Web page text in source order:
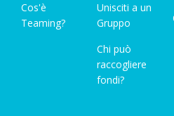
Cos'è
Teaming?
Unisciti a un
Gruppo
Chi può
raccogliere
fondi?